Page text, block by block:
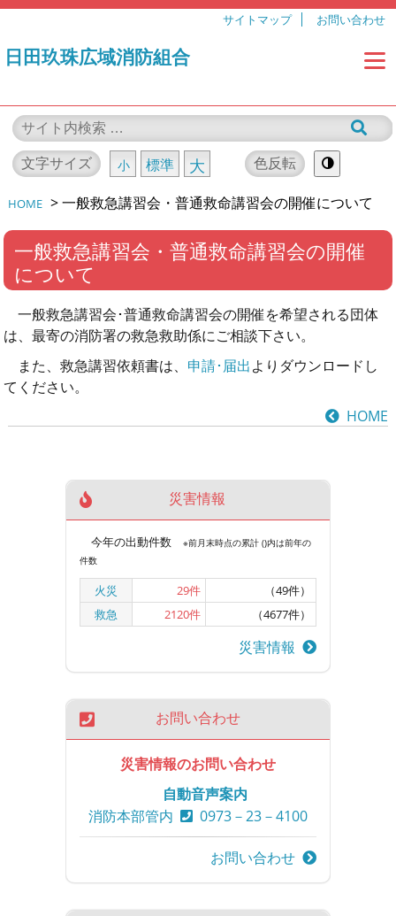
サイトマップ お問い合わせ
日田玖珠広域消防組合
文字サイズ 小 標準 大 色反転
HOME >一般救急講習会・普通救命講習会の開催について
一般救急講習会・普通救命講習会の開催
について
一般救急講習会･普通救命講習会の開催を希望される団体
は、最寄の消防署の救急救助係にご相談下さい。
また、救急講習依頼書は、 申請･届出よりダウンロードし
てください。
HOME
災害情報
今年の出動件数
※前月末時点の累計 ()内は前年の
件数
火災 29件
（49件）
救急
2120件 （4677件）
災害情報
お問い合わせ
災害情報のお問い合わせ
自動音声案内
消防本部管内
0973－23－4100
お問い合わせ